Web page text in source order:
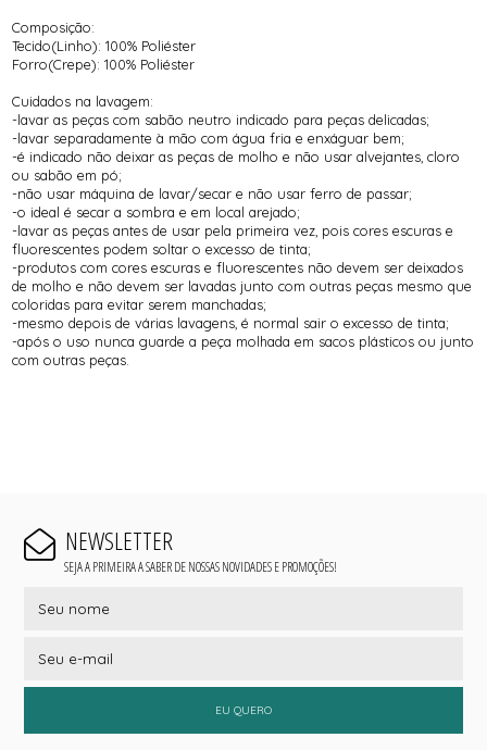
Composição:
Tecido(Linho): 100% Poliéster
Forro(Crepe): 100% Poliéster
Cuidados na lavagem:
-lavar as peças com sabão neutro indicado para peças delicadas;
-lavar separadamente à mão com água fria e enxáguar bem;
-é indicado não deixar as peças de molho e não usar alvejantes, cloro
ou sabão em pó;
-não usar máquina de lavar/secar e não usar ferro de passar;
-o ideal é secar a sombra e em local arejado;
-lavar as peças antes de usar pela primeira vez, pois cores escuras e
fluorescentes podem soltar o excesso de tinta;
-produtos com cores escuras e fluorescentes não devem ser deixados
de molho e não devem ser lavadas junto com outras peças mesmo que
coloridas para evitar serem manchadas;
-mesmo depois de várias lavagens, é normal sair o excesso de tinta;
-após o uso nunca guarde a peça molhada em sacos plásticos ou junto
com outras peças.
NEWSLETTER
SEJA A PRIMEIRA A SABER DE NOSSAS NOVIDADES E PROMOÇÕES!
EU QUERO